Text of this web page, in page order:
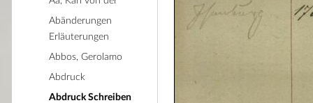
Abänderungen
Erläuterungen
Abbos, Gerolamo
Abdruck
Abdruck Schreiben